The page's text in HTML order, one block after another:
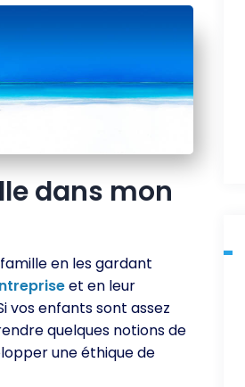
dans mon
en les gardant
et en leur
vos enfants sont assez
quelques notions de
une éthique de